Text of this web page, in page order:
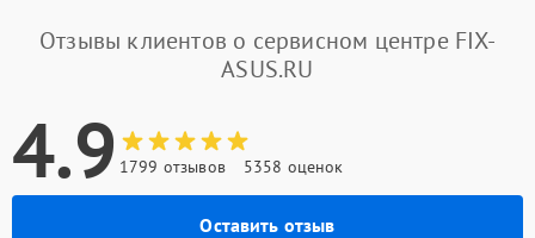
Отзывы клиентов о сервисном центре FIX-
ASUS.RU
4.9 1799 отзывов 5358 оценок
Оставить отзыв